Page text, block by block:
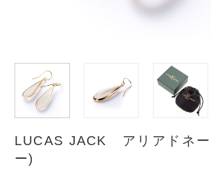
LUCAS JACK アリアドネ
ー)